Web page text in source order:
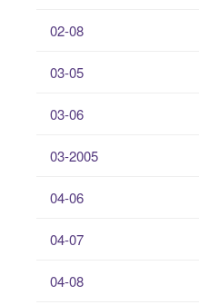
02-08
03-05
03-06
03-2005
04-06
04-07
04-08